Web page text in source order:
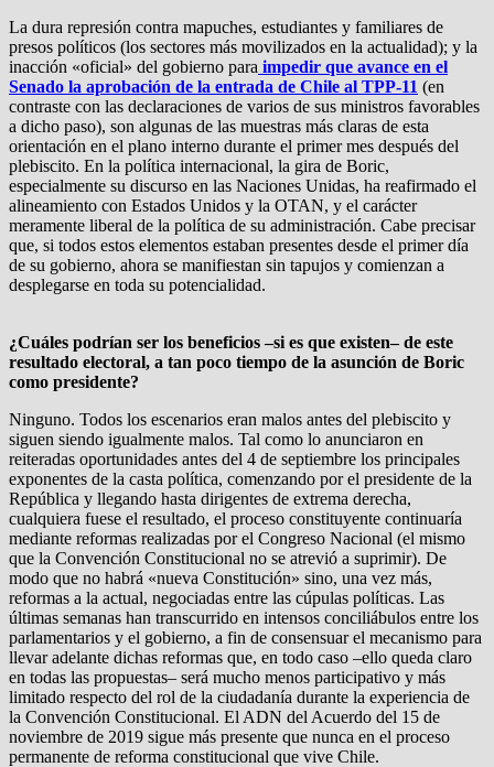
La dura represión contra mapuches, estudiantes y familiares de
presos políticos (los sectores más movilizados en la actualidad); y la
inacción «oficial» del gobierno para impedir que avance en el
Senado la aprobación de la entrada de Chile al TPP-11 (en
contraste con las declaraciones de varios de sus ministros favorables
a dicho paso), son algunas de las muestras más claras de esta
orientación en el plano interno durante el primer mes después del
plebiscito. En la política internacional, la gira de Boric,
especialmente su discurso en las Naciones Unidas, ha reafirmado el
alineamiento con Estados Unidos y la OTAN, y el carácter
meramente liberal de la política de su administración. Cabe precisar
que, si todos estos elementos estaban presentes desde el primer día
de su gobierno, ahora se manifiestan sin tapujos y comienzan a
desplegarse en toda su potencialidad.
¿Cuáles podrían ser los beneficios –si es que existen– de este
resultado electoral, a tan poco tiempo de la asunción de Boric
como presidente?
Ninguno. Todos los escenarios eran malos antes del plebiscito y
siguen siendo igualmente malos. Tal como lo anunciaron en
reiteradas oportunidades antes del 4 de septiembre los principales
exponentes de la casta política, comenzando por el presidente de la
República y llegando hasta dirigentes de extrema derecha,
cualquiera fuese el resultado, el proceso constituyente continuaría
mediante reformas realizadas por el Congreso Nacional (el mismo
que la Convención Constitucional no se atrevió a suprimir). De
modo que no habrá «nueva Constitución» sino, una vez más,
reformas a la actual, negociadas entre las cúpulas políticas. Las
últimas semanas han transcurrido en intensos conciliábulos entre los
parlamentarios y el gobierno, a fin de consensuar el mecanismo para
llevar adelante dichas reformas que, en todo caso –ello queda claro
en todas las propuestas– será mucho menos participativo y más
limitado respecto del rol de la ciudadanía durante la experiencia de
la Convención Constitucional. El ADN del Acuerdo del 15 de
noviembre de 2019 sigue más presente que nunca en el proceso
permanente de reforma constitucional que vive Chile.